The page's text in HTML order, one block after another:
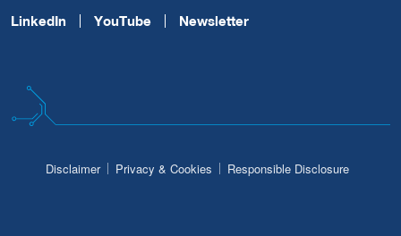
LinkedIn YouTube Newsletter
Disclaimer Privacy & Cookies Responsible Disclosure